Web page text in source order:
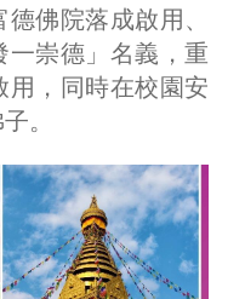
佛院落成啟用、
一崇德」名義，重
用，同時在校園安
。